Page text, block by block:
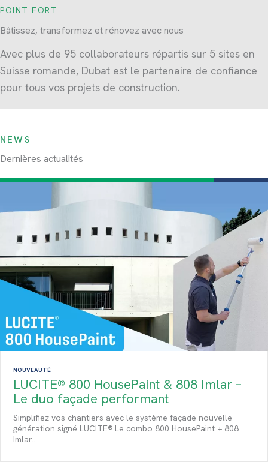
POINT FORT
Bâtissez, transformez et rénovez avec nous
Avec plus de 95 collaborateurs répartis sur 5 sites en
Suisse romande, Dubat est le partenaire de confiance
pour tous vos projets de construction.
NEWS
Dernières actualités
NOUVEAUTÉ
LUCITE® 800 HousePaint & 808 Imlar –
Le duo façade performant
Simplifiez vos chantiers avec le système façade nouvelle
génération signé LUCITE®.Le combo 800 HousePaint + 808
Imlar…